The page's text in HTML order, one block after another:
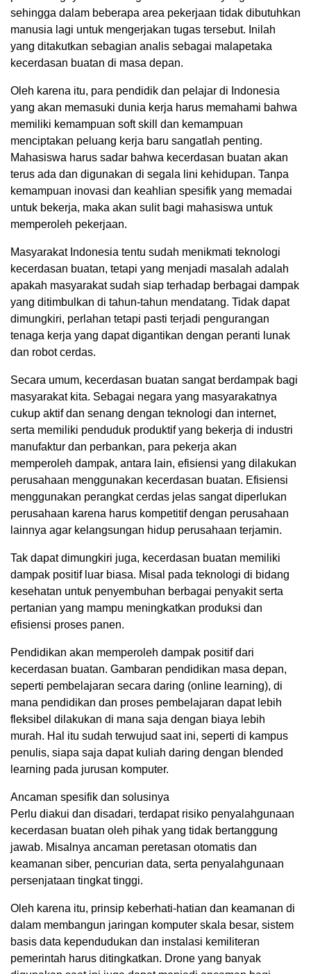
sehingga dalam beberapa area pekerjaan tidak dibutuhkan
manusia lagi untuk mengerjakan tugas tersebut. Inilah
yang ditakutkan sebagian analis sebagai malapetaka
kecerdasan buatan di masa depan.
Oleh karena itu, para pendidik dan pelajar di Indonesia
yang akan memasuki dunia kerja harus memahami bahwa
memiliki kemampuan soft skill dan kemampuan
menciptakan peluang kerja baru sangatlah penting.
Mahasiswa harus sadar bahwa kecerdasan buatan akan
terus ada dan digunakan di segala lini kehidupan. Tanpa
kemampuan inovasi dan keahlian spesifik yang memadai
untuk bekerja, maka akan sulit bagi mahasiswa untuk
memperoleh pekerjaan.
Masyarakat Indonesia tentu sudah menikmati teknologi
kecerdasan buatan, tetapi yang menjadi masalah adalah
apakah masyarakat sudah siap terhadap berbagai dampak
yang ditimbulkan di tahun-tahun mendatang. Tidak dapat
dimungkiri, perlahan tetapi pasti terjadi pengurangan
tenaga kerja yang dapat digantikan dengan peranti lunak
dan robot cerdas.
Secara umum, kecerdasan buatan sangat berdampak bagi
masyarakat kita. Sebagai negara yang masyarakatnya
cukup aktif dan senang dengan teknologi dan internet,
serta memiliki penduduk produktif yang bekerja di industri
manufaktur dan perbankan, para pekerja akan
memperoleh dampak, antara lain, efisiensi yang dilakukan
perusahaan menggunakan kecerdasan buatan. Efisiensi
menggunakan perangkat cerdas jelas sangat diperlukan
perusahaan karena harus kompetitif dengan perusahaan
lainnya agar kelangsungan hidup perusahaan terjamin.
Tak dapat dimungkiri juga, kecerdasan buatan memiliki
dampak positif luar biasa. Misal pada teknologi di bidang
kesehatan untuk penyembuhan berbagai penyakit serta
pertanian yang mampu meningkatkan produksi dan
efisiensi proses panen.
Pendidikan akan memperoleh dampak positif dari
kecerdasan buatan. Gambaran pendidikan masa depan,
seperti pembelajaran secara daring (online learning), di
mana pendidikan dan proses pembelajaran dapat lebih
fleksibel dilakukan di mana saja dengan biaya lebih
murah. Hal itu sudah terwujud saat ini, seperti di kampus
penulis, siapa saja dapat kuliah daring dengan blended
learning pada jurusan komputer.
Ancaman spesifik dan solusinya
Perlu diakui dan disadari, terdapat risiko penyalahgunaan
kecerdasan buatan oleh pihak yang tidak bertanggung
jawab. Misalnya ancaman peretasan otomatis dan
keamanan siber, pencurian data, serta penyalahgunaan
persenjataan tingkat tinggi.
Oleh karena itu, prinsip keberhati-hatian dan keamanan di
dalam membangun jaringan komputer skala besar, sistem
basis data kependudukan dan instalasi kemiliteran
pemerintah harus ditingkatkan. Drone yang banyak